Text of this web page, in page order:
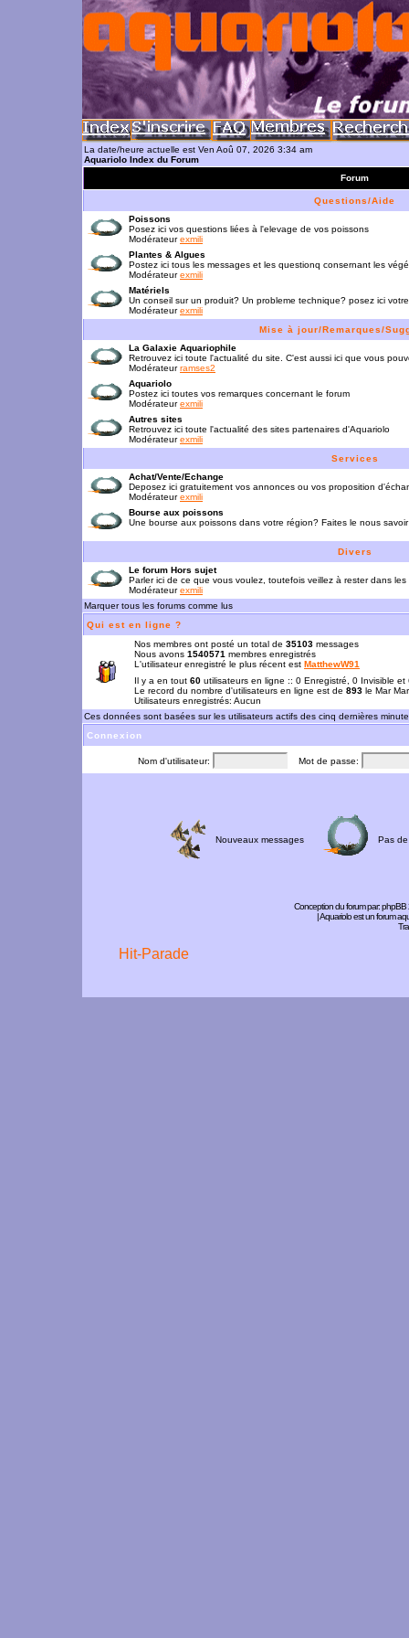
La date/heure actuelle est Ven Aoû 07, 2026 3:34 am
Aquariolo Index du Forum
Forum
Questions/Aide
Poissons
Posez ici vos questions liées à l'elevage de vos poissons
Modérateurexmili
Plantes & Algues
Postez ici tous les messages et les questionq consernant les
Modérateurexmili
Matériels
Un conseil sur un produit? Un probleme technique? posez ici
Modérateurexmili
Mise à jour/Remarques/
La Galaxie Aquariophile
Retrouvez ici toute l'actualité du site. C'est aussi ici que vous
Modérateurramses2
Aquariolo
Postez ici toutes vos remarques concernant le forum
Modérateurexmili
Autres sites
Retrouvez ici toute l'actualité des sites partenaires d'Aquariolo
Modérateurexmili
Services
Achat/Vente/Echange
Deposez ici gratuitement vos annonces ou vos proposition
Modérateurexmili
Bourse aux poissons
Une bourse aux poissons dans votre région? Faites le nous savoir
Divers
Le forum Hors sujet
Parler ici de ce que vous voulez, toutefois veillez à rester dans les
Modérateurexmili
Marquer tous les forums comme lus
Qui est en ligne ?
Nos membres ont posté un total de 35103 messages
Nous avons 1540571 membres enregistrés
L'utilisateur enregistré le plus récent est MatthewW91
Il y a en tout 60 utilisateurs en ligne :: 0 Enregistré, 0 Invisible
Le record du nombre d'utilisateurs en ligne est de 893 le Mar
Utilisateurs enregistrés: Aucun
Ces données sont basées sur les utilisateurs actifs des cinq dernières
Connexion
Nom d'utilisateur: Mot de passe:
Nouveaux messages Pas
Conception du forum par:phpBB
| Aquariolo est un forum